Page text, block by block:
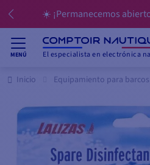
☀️ ¡Permanecemos
MENÚ El especialista en electrónica
Inicio Equipamiento para barcos